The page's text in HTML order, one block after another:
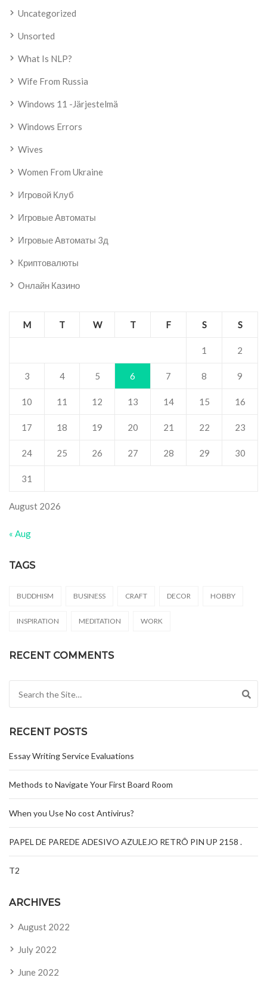
Uncategorized
Unsorted
What Is NLP?
Wife From Russia
Windows 11 -järjestelmä
Windows Errors
Wives
Women From Ukraine
Игровой Клуб
Игровые Автоматы
Игровые Автоматы 3д
Криптовалюты
Онлайн Казино
August 2026
M T W T F S S
1 2
3 4 5 6 7 8 9
10 11 12 13 14 15 16
17 18 19 20 21 22 23
24 25 26 27 28 29 30
31
« Aug
TAGS
BUDDHISM BUSINESS CRAFT DECOR HOBBY
INSPIRATION MEDITATION WORK
RECENT COMMENTS
RECENT POSTS
Essay Writing Service Evaluations
Methods to Navigate Your First Board Room
When you Use No cost Antivirus?
PAPEL DE PAREDE ADESIVO AZULEJO RETRÔ PIN UP 2158 .
T2
ARCHIVES
August 2022
July 2022
June 2022